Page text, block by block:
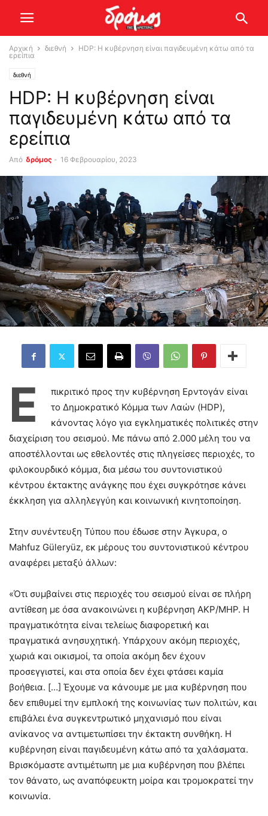
Αρχική διεθνή
HDP: Η κυβέρνηση είναι παγιδευμένη κάτω από τα
ερείπια
διεθνή
HDP: Η κυβέρνηση είναι
παγιδευμένη κάτω από τα
ερείπια
Από δρόμος - 16 Φεβρουαρίου, 2023
Ε
πικριτικό προς την κυβέρνηση Ερντογάν είναι
το Δημοκρατικό Κόμμα των Λαών (HDP),
κάνοντας λόγο για εγκληματικές πολιτικές στην
διαχείριση του σεισμού. Με πάνω από 2.000 μέλη του να
αποστέλλονται ως εθελοντές στις πληγείσες περιοχές, το
φιλοκουρδικό κόμμα, δια μέσω του συντονιστικού
κέντρου έκτακτης ανάγκης που έχει συγκρότησε κάνει
έκκληση για αλληλεγγύη και κοινωνική κινητοποίηση.
Στην συνέντευξη Τύπου που έδωσε στην Άγκυρα, ο
Mahfuz Güleryüz, εκ μέρους του συντονιστικού κέντρου
αναφέρει μεταξύ άλλων:
«Ότι συμβαίνει στις περιοχές του σεισμού είναι σε πλήρη
αντίθεση με όσα ανακοινώνει η κυβέρνηση AKP/MHP. Η
πραγματικότητα είναι τελείως διαφορετική και
πραγματικά ανησυχητική. Υπάρχουν ακόμη περιοχές,
χωριά και οικισμοί, τα οποία ακόμη δεν έχουν
προσεγγιστεί, και στα οποία δεν έχει φτάσει καμία
βοήθεια. […] Έχουμε να κάνουμε με μια κυβέρνηση που
δεν επιθυμεί την εμπλοκή της κοινωνίας των πολιτών, και
επιβάλει ένα συγκεντρωτικό μηχανισμό που είναι
ανίκανος να αντιμετωπίσει την έκτακτη συνθήκη. Η
κυβέρνηση είναι παγιδευμένη κάτω από τα χαλάσματα.
Βρισκόμαστε αντιμέτωπη με μια κυβέρνηση που βλέπει
τον θάνατο, ως αναπόφευκτη μοίρα και τρομοκρατεί την
κοινωνία.